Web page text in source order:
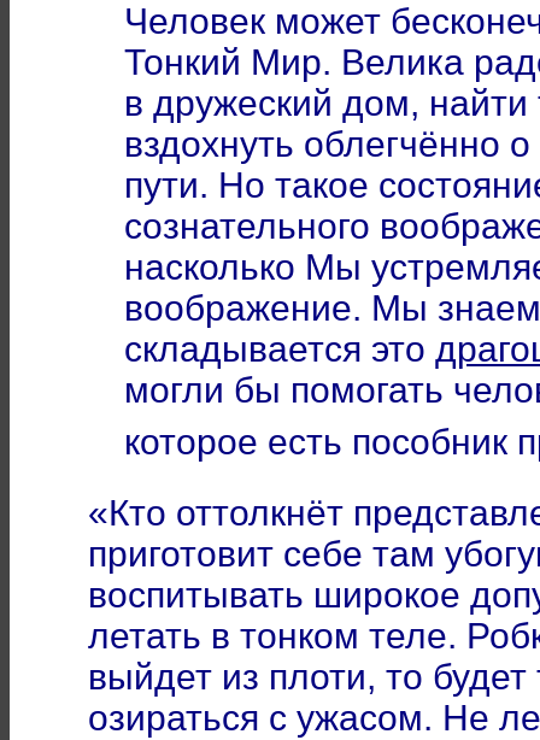
Человек может
Тонкий Мир. Велика
в дружеский дом, найти
вздохнуть облегчённо
пути. Но такое
сознательного
насколько Мы
воображение. Мы
складывается это
могли бы помогать
которое есть пособник
«Кто оттолкнёт
приготовит себе там
воспитывать широкое
летать в тонком теле.
выйдет из плоти, то будет
озираться с ужасом. Не